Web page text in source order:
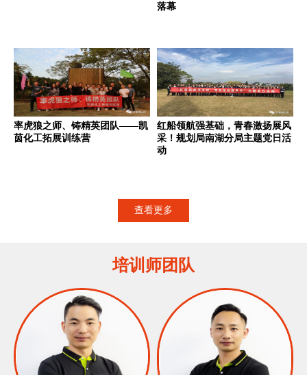
落幕
率虎狼之师、铸精英团队——凯
茵化工拓展训练营
红船领航强基础，青春激扬展风
采！规划局南湖分局主题党日活
动
查看更多
培训师团队